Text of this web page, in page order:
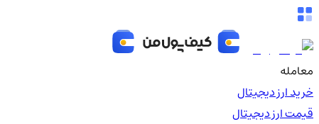
معامله
خرید ارز دیجیتال
قیمت ارز دیجیتال